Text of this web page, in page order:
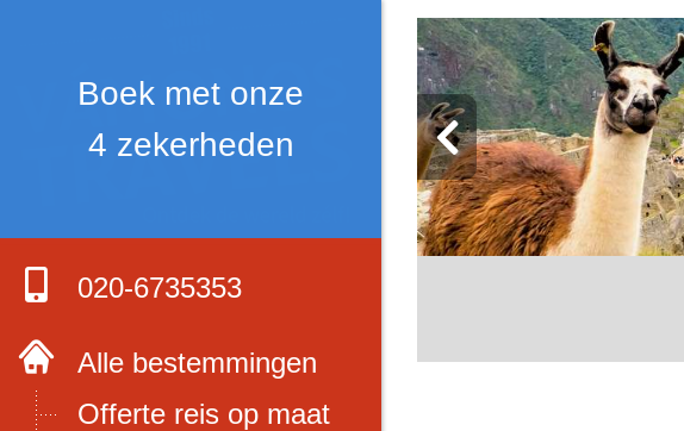
Boek met onze
4 zekerheden
020-6735353
Alle bestemmingen
Offerte reis op maat